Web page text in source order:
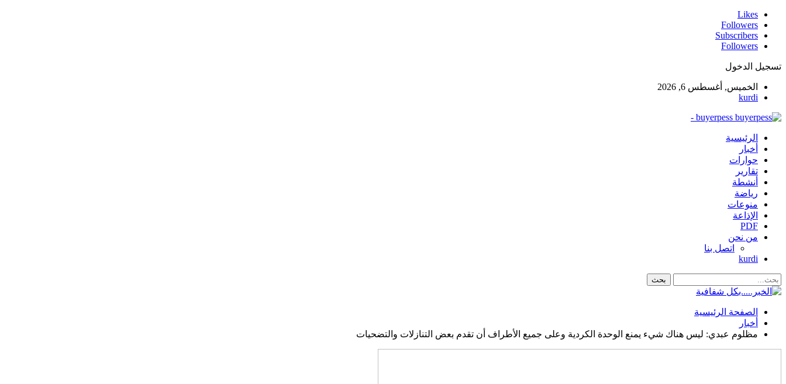
Likes
Followers
Subscribers
Followers
تسجيل الدخول
الخميس, أغسطس 6, 2026
kurdi
buyerpess -
الرئيسية
أخبار
حوارات
تقارير
أنشطة
رياضة
منوعات
الإذاعة
PDF
من نحن
اتصل بنا
kurdi
الصفحة الرئيسية
أخبار
مظلوم عبدي: ليس هناك شيء يمنع الوحدة الكردية وعلى جميع الأطراف أن تقدم بعض التنازلات والتضحيات